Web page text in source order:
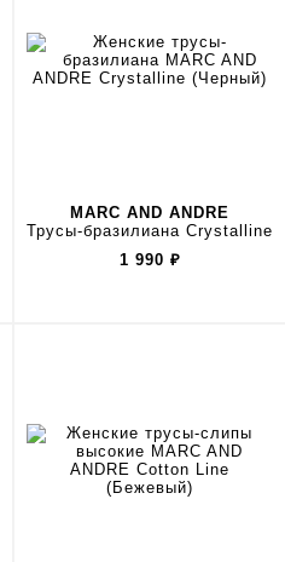
MARC AND ANDRE
Трусы-бразилиана Crystalline
1 990 ₽